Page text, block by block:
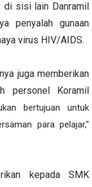
di sisi lain Danramil
penyalah gunaan
virus HIV/AIDS.
juga memberikan
personel Koramil
bertujuan untuk
para pelajar,"
kepada SMK